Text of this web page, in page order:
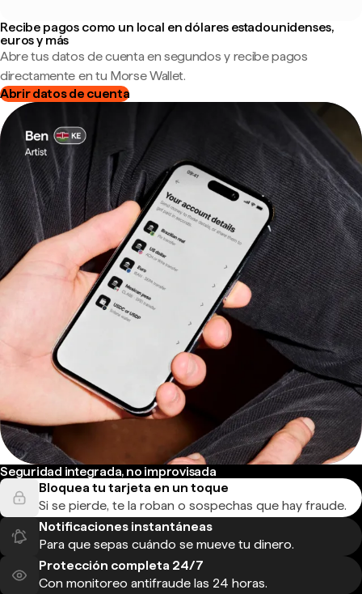
Recibe pagos como un local en dólares estadounidenses,
euros y más
Abre tus datos de cuenta en segundos y recibe pagos
directamente en tu Morse Wallet.
Abrir datos de cuenta
Seguridad integrada, no improvisada
Bloquea tu tarjeta en un toque
Si se pierde, te la roban o sospechas que hay fraude.
Notificaciones instantáneas
Para que sepas cuándo se mueve tu dinero.
Protección completa 24/7
Con monitoreo antifraude las 24 horas.